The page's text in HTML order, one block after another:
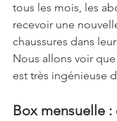
tous les mois, les
recevoir une
chaussures dans
Nous allons voir
est très ingénieuse
Box mensuelle :